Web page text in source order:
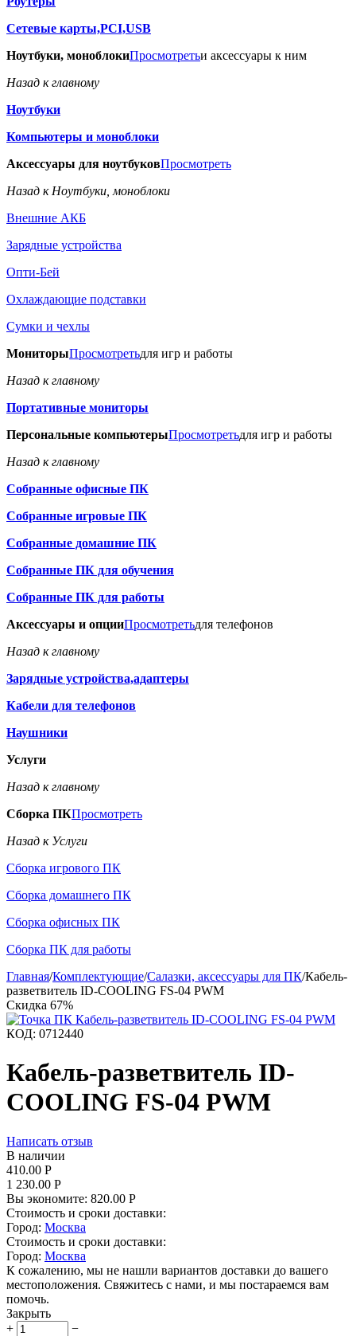
Сетевые карты,PCI,USB
Ноутбуки, моноблокиПросмотретьи аксессуары к ним
Назад к главному
Ноутбуки
Компьютеры и моноблоки
Аксессуары для ноутбуковПросмотреть
Назад к Ноутбуки, моноблоки
Внешние АКБ
Зарядные устройства
Опти-Бей
Охлаждающие подставки
Сумки и чехлы
МониторыПросмотретьдля игр и работы
Назад к главному
Портативные мониторы
Персональные компьютерыПросмотретьдля игр и работы
Назад к главному
Собранные офисные ПК
Собранные игровые ПК
Собранные домашние ПК
Собранные ПК для обучения
Собранные ПК для работы
Аксессуары и опцииПросмотретьдля телефонов
Назад к главному
Зарядные устройства,адаптеры
Кабели для телефонов
Наушники
Услуги
Назад к главному
Сборка ПКПросмотреть
Назад к Услуги
Сборка игрового ПК
Сборка домашнего ПК
Сборка офисных ПК
Сборка ПК для работы
Главная/Комплектующие/Салазки, аксессуары для ПК/Кабель-
разветвитель ID-COOLING FS-04 PWM
Скидка 67%
КОД: 0712440
Кабель-разветвитель ID-
COOLING FS-04 PWM
Написать отзыв
В наличии
410.00 Р
1 230.00 Р
Вы экономите: 820.00 Р
Стоимость и сроки доставки:
Город: Москва
Стоимость и сроки доставки:
Город: Москва
К сожалению, мы не нашли вариантов доставки до вашего
местоположения. Свяжитесь с нами, и мы постараемся вам
помочь.
Закрыть
+
−